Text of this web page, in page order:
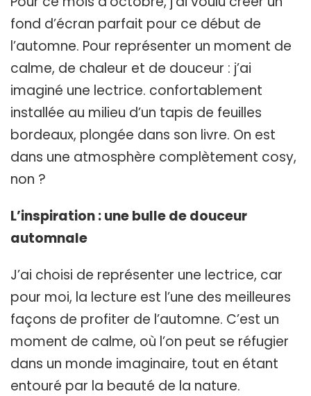
fond d’écran parfait pour ce début de
l’automne. Pour représenter un moment de
calme, de chaleur et de douceur : j’ai
imaginé une lectrice. confortablement
installée au milieu d’un tapis de feuilles
bordeaux, plongée dans son livre. On est
dans une atmosphère complètement cosy,
non ?
L’inspiration : une bulle de douceur
automnale
J’ai choisi de représenter une lectrice, car
pour moi, la lecture est l’une des meilleures
façons de profiter de l’automne. C’est un
moment de calme, où l’on peut se réfugier
dans un monde imaginaire, tout en étant
entouré par la beauté de la nature.